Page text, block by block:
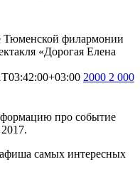
Тюменской филармонии
«Дорогая Елена
2000 2 000
про событие
самых интересных